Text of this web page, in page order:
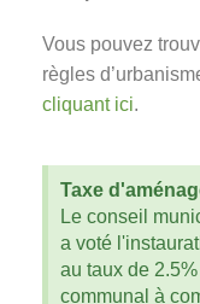
Vous pouvez
règles
cliquant ici.
Taxe
Le conseil
a voté
au taux de
communal à